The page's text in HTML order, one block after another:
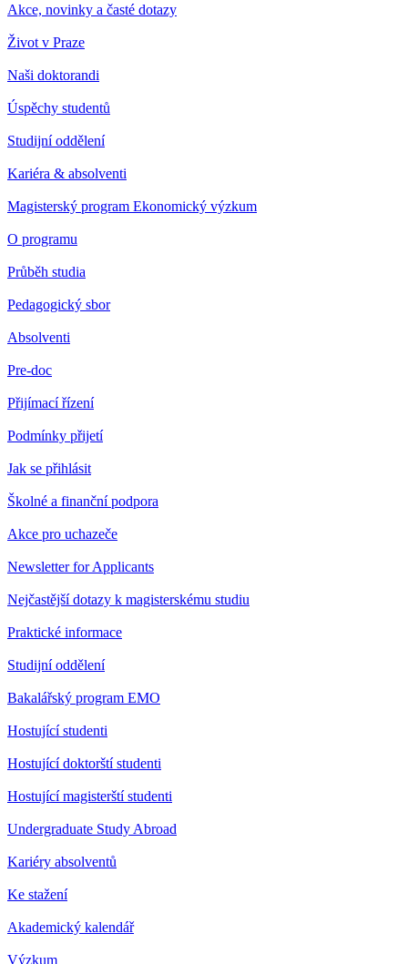
Akce, novinky a časté dotazy
Život v Praze
Naši doktorandi
Úspěchy studentů
Studijní oddělení
Kariéra & absolventi
Magisterský program Ekonomický výzkum
O programu
Průběh studia
Pedagogický sbor
Absolventi
Pre-doc
Přijímací řízení
Podmínky přijetí
Jak se přihlásit
Školné a finanční podpora
Akce pro uchazeče
Newsletter for Applicants
Nejčastější dotazy k magisterskému studiu
Praktické informace
Studijní oddělení
Bakalářský program EMO
Hostující studenti
Hostující doktorští studenti
Hostující magisterští studenti
Undergraduate Study Abroad
Kariéry absolventů
Ke stažení
Akademický kalendář
Výzkum